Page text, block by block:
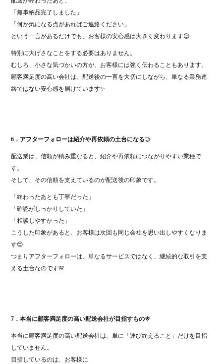
「無事納品完了しました」
「何か気になる点があればご連絡ください」
という一言があるだけでも、お客様の安心感は大きく変わります😊
特別に大げさなことをする必要はありません。
むしろ、小さな気づかいの方が、お客様には強く伝わることもあります。
顧客満足度の高い会社は、配送後の一言を大切にしながら、単なる業務連
絡ではない安心感を届けています✨
6．アフターフォローは紹介や再依頼の土台になる🤝
配送業は、信頼が積み重なると、紹介や再依頼につながりやすい業種で
す。
そして、その信頼を支えているのが配送後の印象です。
「終わったあとも丁寧だった」
「確認がしっかりしていた」
「相談しやすかった」
こうした印象があると、お客様は次回も同じ会社を思い出しやすくなりま
す😊
つまりアフターフォローは、単なるサービスではなく、継続的な取引を支
える土台なのです🌸
7．本当に顧客満足度の高い配送会社が目指すもの🌟
本当に顧客満足度の高い配送会社は、単に「運び終えること」だけを目指
していません。
目指しているのは、お客様に